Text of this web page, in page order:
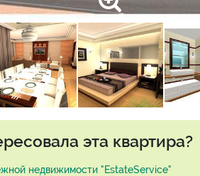
эта квартира?
недвижимости "EstateService"